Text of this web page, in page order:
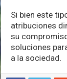
Si bien este
atribuciones
su
soluciones
a la sociedad.